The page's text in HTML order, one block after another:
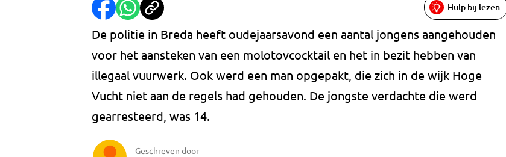
Hulp bij lezen
De politie in Breda heeft oudejaarsavond een aantal jongens aangehouden
voor het aansteken van een molotovcocktail en het in bezit hebben van
illegaal vuurwerk. Ook werd een man opgepakt, die zich in de wijk Hoge
Vucht niet aan de regels had gehouden. De jongste verdachte die werd
gearresteerd, was 14.
Geschreven door